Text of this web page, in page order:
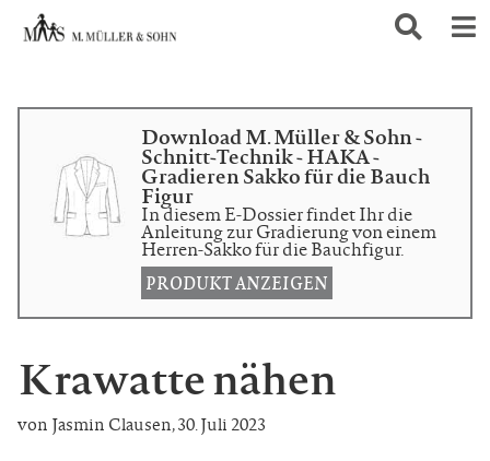
Download M. Müller & Sohn -
Schnitt-Technik - HAKA -
Gradieren Sakko für die Bauch
Figur
In diesem E-Dossier findet Ihr die
Anleitung zur Gradierung von einem
Herren-Sakko für die Bauchfigur.
PRODUKT ANZEIGEN
Krawatte nähen
von Jasmin Clausen,30. Juli 2023